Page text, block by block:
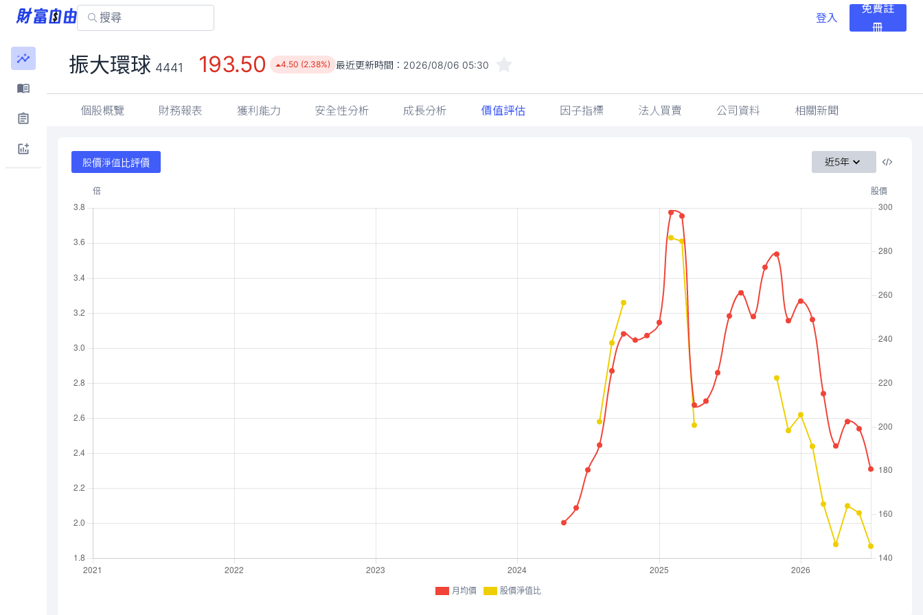
登入
免費註
冊
振大環球 4441 193.50 4.50 (2.38%) 最近更新時間： 2026/08/06 05:30
個股概覽 財務報表 獲利能力 安全性分析 成長分析 價值評估 因子指標 法人買賣 公司資料 相關新聞
股價淨值比評價 近5年
月均價 股價淨值比